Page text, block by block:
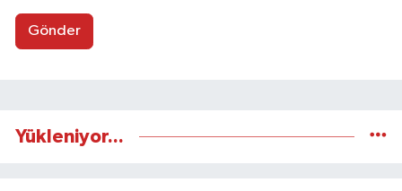
Gönder
Yükleniyor...